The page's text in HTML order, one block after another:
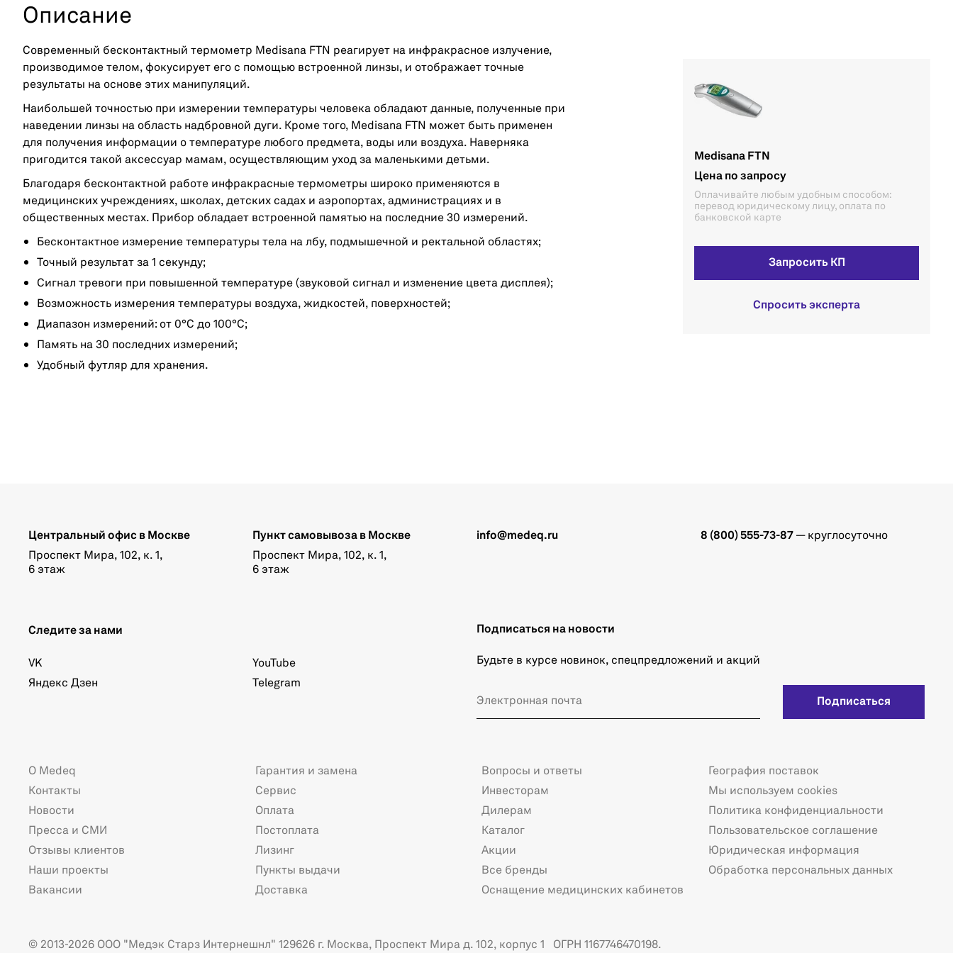
Описание
Современный бесконтактный термометр Medisana FTN реагирует на инфракрасное излучение,
производимое телом, фокусирует его с помощью встроенной линзы, и отображает точные
результаты на основе этих манипуляций.
Наибольшей точностью при измерении температуры человека обладают данные, полученные при
наведении линзы на область надбровной дуги. Кроме того, Medisana FTN может быть применен
для получения информации о температуре любого предмета, воды или воздуха. Наверняка
пригодится такой аксессуар мамам, осуществляющим уход за маленькими детьми.
Благодаря бесконтактной работе инфракрасные термометры широко применяются в
медицинских учреждениях, школах, детских садах и аэропортах, администрациях и в
общественных местах. Прибор обладает встроенной памятью на последние 30 измерений.
Бесконтактное измерение температуры тела на лбу, подмышечной и ректальной областях;
Точный результат за 1 секунду;
Сигнал тревоги при повышенной температуре (звуковой сигнал и изменение цвета дисплея);
Возможность измерения температуры воздуха, жидкостей, поверхностей;
Диапазон измерений: от 0°C до 100°C;
Память на 30 последних измерений;
Удобный футляр для хранения.
Medisana FTN
Цена по запросу
Оплачивайте любым удобным способом:
перевод юридическому лицу, оплата по
банковской карте
Запросить КП
Спросить эксперта
info@medeq.ru 8 (800) 555-73-87 — круглосуточно
Центральный офис в Москве
Проспект Мира, 102, к. 1,
6 этаж
Пункт самовывоза в Москве
Проспект Мира, 102, к. 1,
6 этаж
Следите за нами
VK
Яндекс Дзен
YouTube
Telegram
Подписаться на новости
Будьте в курсе новинок, спецпредложений и акций
Подписаться
О Medeq
Контакты
Новости
Пресса и СМИ
Отзывы клиентов
Наши проекты
Вакансии
Гарантия и замена
Сервис
Оплата
Постоплата
Лизинг
Пункты выдачи
Доставка
Вопросы и ответы
Инвесторам
Дилерам
Каталог
Акции
Все бренды
Оснащение медицинских кабинетов
География поставок
Мы используем cookies
Политика конфиденциальности
Пользовательское соглашение
Юридическая информация
Обработка персональных данных
© 2013-2026 ООО "Медэк Старз Интернешнл" 129626 г. Москва, Проспект Мира д. 102, корпус 1 ОГРН 1167746470198.